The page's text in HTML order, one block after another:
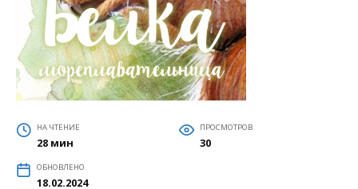
НА ЧТЕНИЕ
28 мин
ПРОСМОТРОВ
30
ОБНОВЛЕНО
18.02.2024